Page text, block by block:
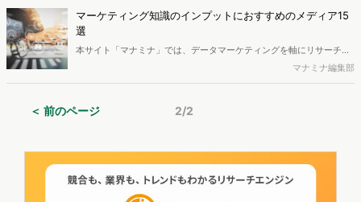
経済動向が報じられ、コロナに苦しむ業界の状況やそこへの国策は、
関心の高いトピックです。 ヴァリューズでは、これらのトピックを
我々に届けるメディアに着目。最新情報を集約するメディアは市場の
象徴的存在であり、メディア分析によって業界のトレンドを掴むこと
ができます。9/29のセミナーでは、旅行、不動産、求人業界にスポッ
トを当てたメディア分析を実践。変化が著しい今、必要性が高まるメ
す。
マーケティング知識のインプットにおすすめのメディア15
選
本サイト「マナミナ」では、データマーケティングを軸にリサーチと
プランニング、マーケティングの最新情報をテーマにしていますが、
マーケティング担当者であれば、アンテナを広く張りたいもの。今回
マナミナ編集部
＜ 前のページ 2/2